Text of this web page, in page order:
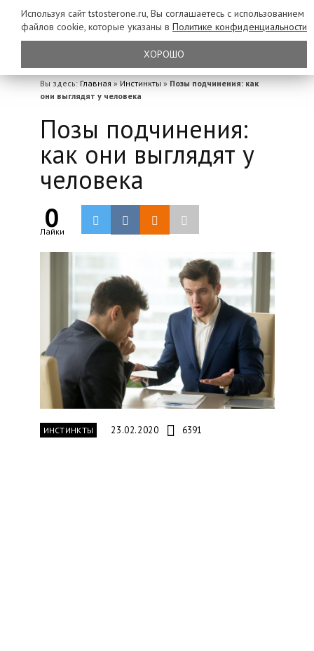
Вы здесь: Главная » Инстинкты » Позы подчинения: как
они выглядят у человека
Позы подчинения:
как они выглядят у
человека
0
Лайки
ИНСТИНКТЫ 23.02.2020 6391
Используя сайт tstosterone.ru, Вы соглашаетесь с использованием
файлов cookie, которые указаны в Политике конфиденциальности
ХОРОШО